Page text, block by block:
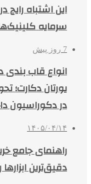
این اشتباه رایج
سرمایه
7 روز پیش
انواع قاب بندی
یورتان دکارت؛
در دکوراسیون
۱۴۰۵/۰۴/۱۴
راهنمای جامع
دقیق‌ترین ابزارها